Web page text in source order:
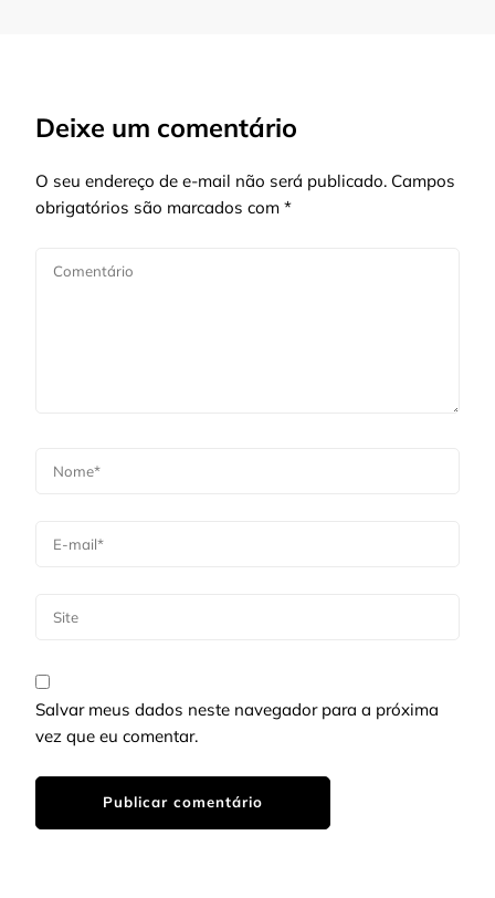
Deixe um comentário
O seu endereço de e-mail não será publicado. Campos
obrigatórios são marcados com *
Salvar meus dados neste navegador para a próxima
vez que eu comentar.